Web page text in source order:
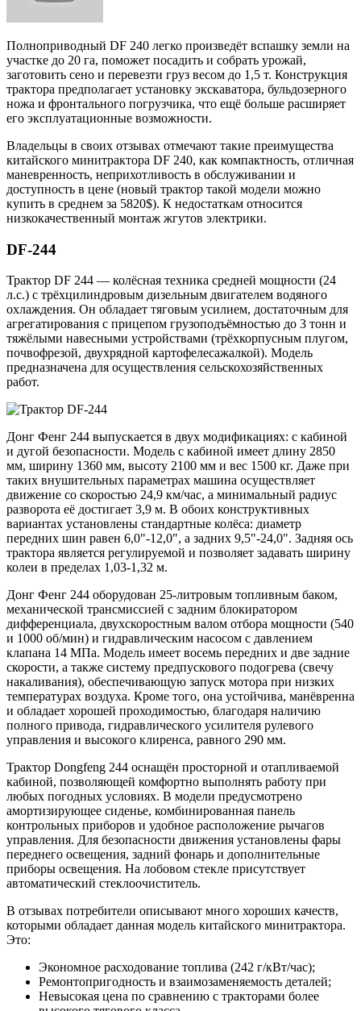
Полноприводный DF 240 легко произведёт вспашку земли на
участке до 20 га, поможет посадить и собрать урожай,
заготовить сено и перевезти груз весом до 1,5 т. Конструкция
трактора предполагает установку экскаватора, бульдозерного
ножа и фронтального погрузчика, что ещё больше расширяет
его эксплуатационные возможности.
Владельцы в своих отзывах отмечают такие преимущества
китайского минитрактора DF 240, как компактность, отличная
маневренность, неприхотливость в обслуживании и
доступность в цене (новый трактор такой модели можно
купить в среднем за 5820$). К недостаткам относится
низкокачественный монтаж жгутов электрики.
DF-244
Трактор DF 244 — колёсная техника средней мощности (24
л.с.) с трёхцилиндровым дизельным двигателем водяного
охлаждения. Он обладает тяговым усилием, достаточным для
агрегатирования с прицепом грузоподъёмностью до 3 тонн и
тяжёлыми навесными устройствами (трёхкорпусным плугом,
почвофрезой, двухрядной картофелесажалкой). Модель
предназначена для осуществления сельскохозяйственных
работ.
Донг Фенг 244 выпускается в двух модификациях: с кабиной
и дугой безопасности. Модель с кабиной имеет длину 2850
мм, ширину 1360 мм, высоту 2100 мм и вес 1500 кг. Даже при
таких внушительных параметрах машина осуществляет
движение со скоростью 24,9 км/час, а минимальный радиус
разворота её достигает 3,9 м. В обоих конструктивных
вариантах установлены стандартные колёса: диаметр
передних шин равен 6,0"-12,0", а задних 9,5"-24,0". Задняя ось
трактора является регулируемой и позволяет задавать ширину
колеи в пределах 1,03-1,32 м.
Донг Фенг 244 оборудован 25-литровым топливным баком,
механической трансмиссией с задним блокиратором
дифференциала, двухскоростным валом отбора мощности (540
и 1000 об/мин) и гидравлическим насосом с давлением
клапана 14 МПа. Модель имеет восемь передних и две задние
скорости, а также систему предпускового подогрева (свечу
накаливания), обеспечивающую запуск мотора при низких
температурах воздуха. Кроме того, она устойчива, манёвренна
и обладает хорошей проходимостью, благодаря наличию
полного привода, гидравлического усилителя рулевого
управления и высокого клиренса, равного 290 мм.
Трактор Dongfeng 244 оснащён просторной и отапливаемой
кабиной, позволяющей комфортно выполнять работу при
любых погодных условиях. В модели предусмотрено
амортизирующее сиденье, комбинированная панель
контрольных приборов и удобное расположение рычагов
управления. Для безопасности движения установлены фары
переднего освещения, задний фонарь и дополнительные
приборы освещения. На лобовом стекле присутствует
автоматический стеклоочиститель.
В отзывах потребители описывают много хороших качеств,
которыми обладает данная модель китайского минитрактора.
Это:
Экономное расходование топлива (242 г/кВт/час);
Ремонтопригодность и взаимозаменяемость деталей;
Невысокая цена по сравнению с тракторами более